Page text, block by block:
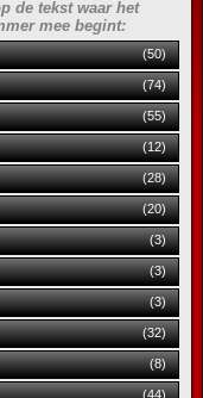
de tekst waar het
mee begint:
(50)
(74)
(55)
(12)
(28)
(20)
(3)
(3)
(3)
(32)
(8)
(44)